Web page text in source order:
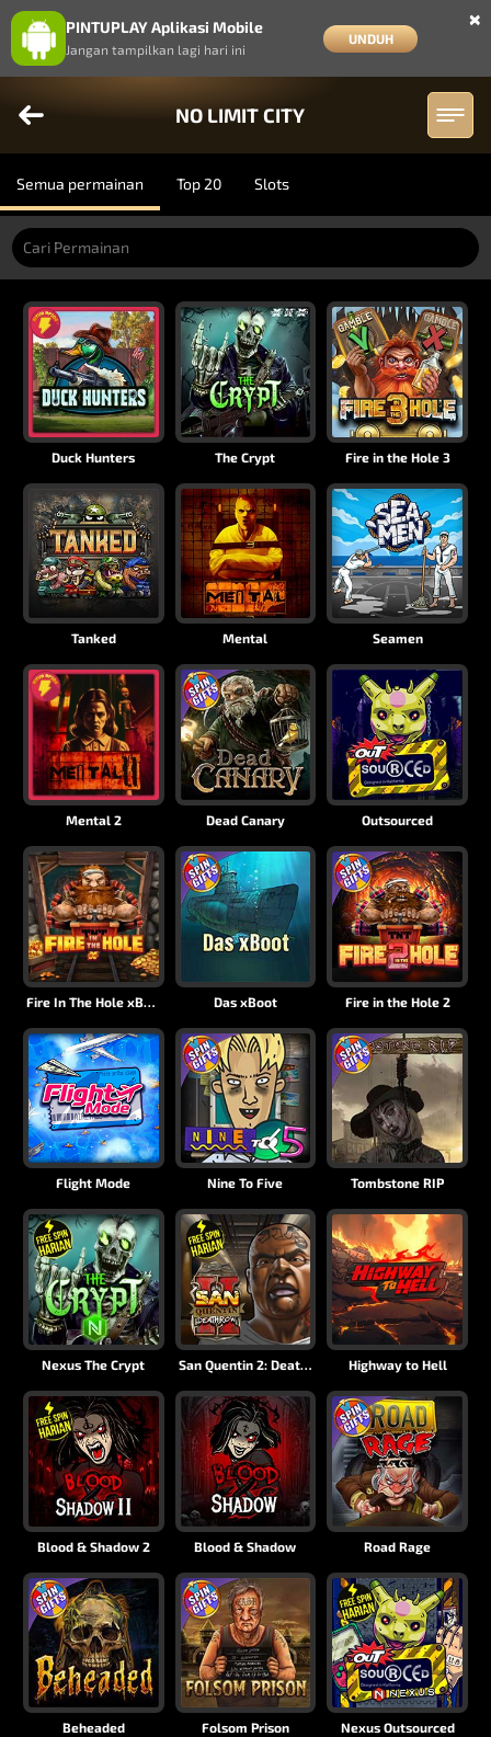
PINTUPLAY Aplikasi Mobile
Jangan tampilkan lagi hari ini
UNDUH
×
NO LIMIT CITY
Semua permainan Top 20 Slots
Seamen
Duck Hunters Fire in the Hole 3
Highway to Hell
Mental 2
San Quentin 2: Death Row
Blood & Shadow
Blood & Shadow 2
Mental
The Crypt
Outsourced
Beheaded Nexus Outsourced
Nexus The Crypt
Tombstone RIP
Fire in the Hole 2
Tanked
Folsom Prison
Das xBoot
Road Rage
Nine To Five
Flight Mode
Dead Canary